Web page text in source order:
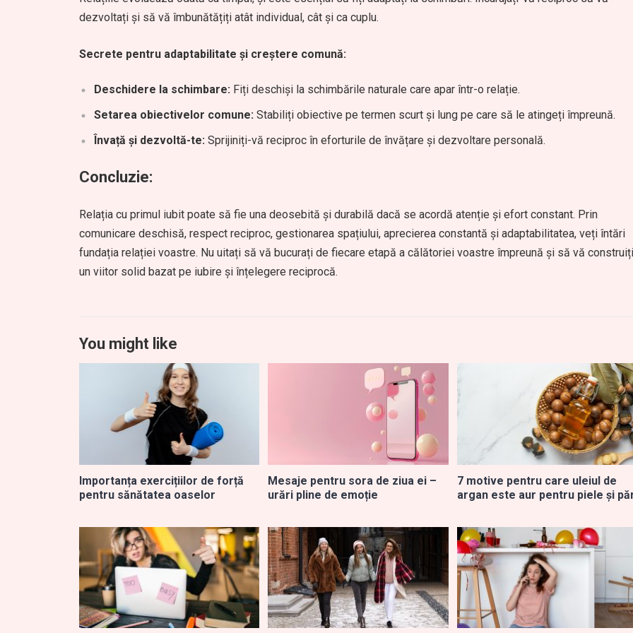
dezvoltați și să vă îmbunătățiți atât individual, cât și ca cuplu.
Secrete pentru adaptabilitate și creștere comună:
Deschidere la schimbare: Fiți deschiși la schimbările naturale care apar într-o relație.
Setarea obiectivelor comune: Stabiliți obiective pe termen scurt și lung pe care să le atingeți împreună.
Învață și dezvoltă-te: Sprijiniți-vă reciproc în eforturile de învățare și dezvoltare personală.
Concluzie:
Relația cu primul iubit poate să fie una deosebită și durabilă dacă se acordă atenție și efort constant. Prin
comunicare deschisă, respect reciproc, gestionarea spațiului, aprecierea constantă și adaptabilitatea, veți întări
fundația relației voastre. Nu uitați să vă bucurați de fiecare etapă a călătoriei voastre împreună și să vă construiți
un viitor solid bazat pe iubire și înțelegere reciprocă.
You might like
Importanța exercițiilor de forță
pentru sănătatea oaselor
Mesaje pentru sora de ziua ei –
urări pline de emoție
7 motive pentru care uleiul de
argan este aur pentru piele și